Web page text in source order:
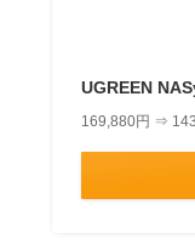
UGREEN
169,880円 ⇒